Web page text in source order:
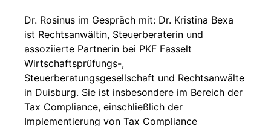
Dr. Rosinus im Gespräch mit: Dr. Kristina Bexa
ist Rechtsanwältin, Steuerberaterin und
assoziierte Partnerin bei PKF Fasselt
Wirtschaftsprüfungs-,
Steuerberatungsgesellschaft und Rechtsanwälte
in Duisburg. Sie ist insbesondere im Bereich der
Tax Compliance, einschließlich der
Implementierung von Tax Compliance